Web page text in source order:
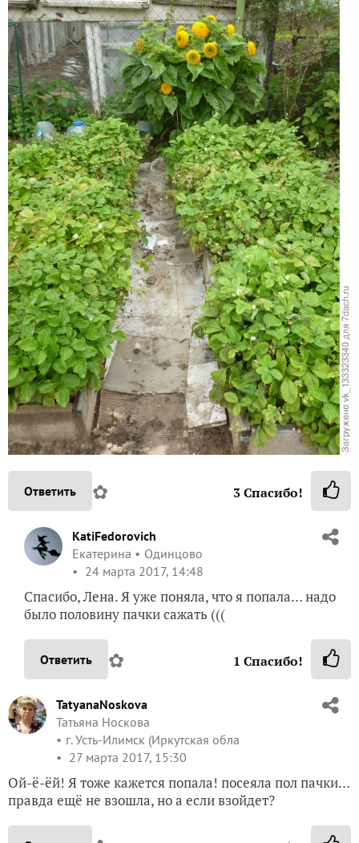
Ответить ✿ 3Спасибо!
KatiFedorovich
Екатерина
Одинцово
24 марта 2017, 14:48
Спасибо, Лена. Я уже поняла, что я попала… надо
было половину пачки сажать (((
Ответить ✿ 1 Спасибо!
TatyanaNoskova
Татьяна Носкова
г. Усть-Илимск (Иркутская обла
27 марта 2017, 15:30
Ой-ё-ёй! Я тоже кажется попала! посеяла пол пачки…
правда ещё не взошла, но а если взойдет?